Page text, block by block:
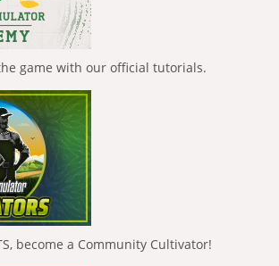
game with our official tutorials.
become a Community Cultivator!